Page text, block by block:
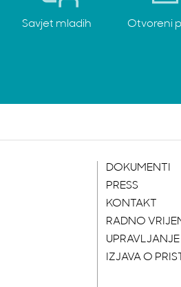
Savjet mladih Otvoreni
DOKUMENTI
PRESS
KONTAKT
RADNO
IZJAVA O